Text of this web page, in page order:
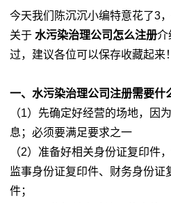
今天我们陈沉沉小编特意花了3
关于 水污染治理公司怎么注册介
过，建议各位可以保存收藏起来！
一、水污染治理公司注册需要什
（1）先确定好经营的场地，因
息；必须要满足要求之一
（2）准备好相关身份证复印件
监事身份证复印件、财务身份证
件；